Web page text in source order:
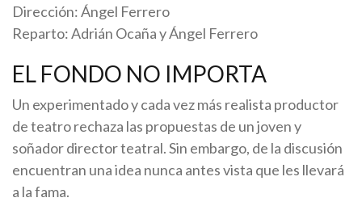
Dirección: Ángel Ferrero
Reparto: Adrián Ocaña y Ángel Ferrero
EL FONDO NO IMPORTA
Un experimentado y cada vez más realista productor
de teatro rechaza las propuestas de un joven y
soñador director teatral. Sin embargo, de la discusión
encuentran una idea nunca antes vista que les llevará
a la fama.